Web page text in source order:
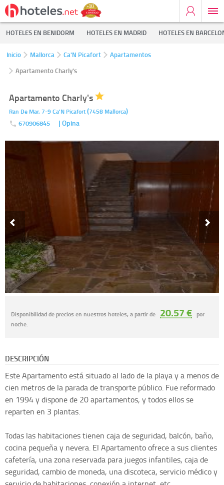
HOTELES EN BENIDORM HOTELES EN MADRID HOTELES EN
Inicio Mallorca Ca'N Picafort
Apartamentos
Apartamento Charly's
Apartamento Charly's
Ran De Mar, 7-9Ca'N Picafort(7458 Mallorca)
670906845 | Opina
Disponibilidad de precios en nuestros hoteles, a partir de 20.57 € por
noche.
DESCRIPCIÓN
Este Apartamento está situado al lado de la playa y a menos de
cien metros de la parada de transporte público. Fue reformado
en 1994 y dispone de 20 apartamentos, y todos ellos se
reparten en 3 plantas.
Todas las habitaciones tienen caja de seguridad, balcón, baño,
cocina pequeña y nevera. El Apartamento ofrece a sus clientes
cafetería, una zona reservada para juegos infantiles, caja de
seguridad, cambio de moneda, una discoteca, servicio médico y